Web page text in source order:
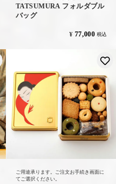
TATSUMURA フォルダブル
バッグ
¥ 77,000 税込
ご用途承ります。ご注文お手続き画面に
てご選択ください。